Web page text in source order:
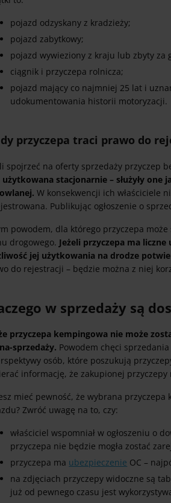
pojazd odzyskany z kradzieży;
pojazd zabytkowy;
pojazd wywieziony z kraju lub zbyty za
ciągnik i przyczepa rolnicza;
pojazd mający co najmniej 25 lat i
udokumentowania historii motoryzacji.
przyczepa traci prawo do
spojrzeć na oferty sprzedaży przyczep
użytkowana stacjonarnie – służyły one
W konsekwencji ich właściciele
Publikując ogłoszenie o
powodem, dla którego przyczepa
drogowego. Jeżeli przyczepa ma
jej użytkowania na drodze
do rejestracji – będzie można z niej
w sprzedaży są
przyczepa kempingowa nie może
sprzedaży. Powodem chęci
osób, które poszukują
informację, że zakupionej
mieć pewność, że wybrana
Zwróć uwagę na to, czy:
właściciel wspomniał w ogłoszeniu o
przyczepa nie będzie mogła zostać
przyczepa ma ubezpieczenie OC –
na zdjęciach przyczepy widoczne są
już od pewnego czasu jest